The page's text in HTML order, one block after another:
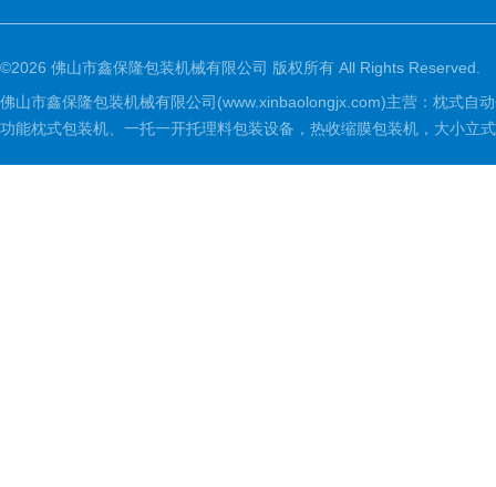
©2026 佛山市鑫保隆包装机械有限公司 版权所有 All Rights Reserved.
佛山市鑫保隆包装机械有限公司(www.xinbaolongjx.com)主营：枕式自
功能枕式包装机、一托一开托理料包装设备，热收缩膜包装机，大小立